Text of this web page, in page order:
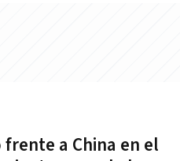
a China en el